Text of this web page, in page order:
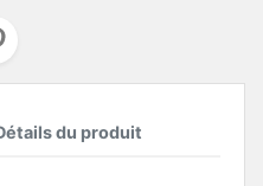
du produit